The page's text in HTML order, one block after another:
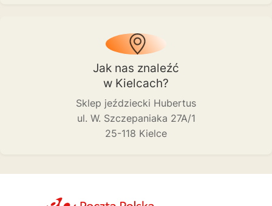
Jak nas znaleźć
w Kielcach?
Sklep jeździecki Hubertus
ul. W. Szczepaniaka 27A/1
25-118 Kielce